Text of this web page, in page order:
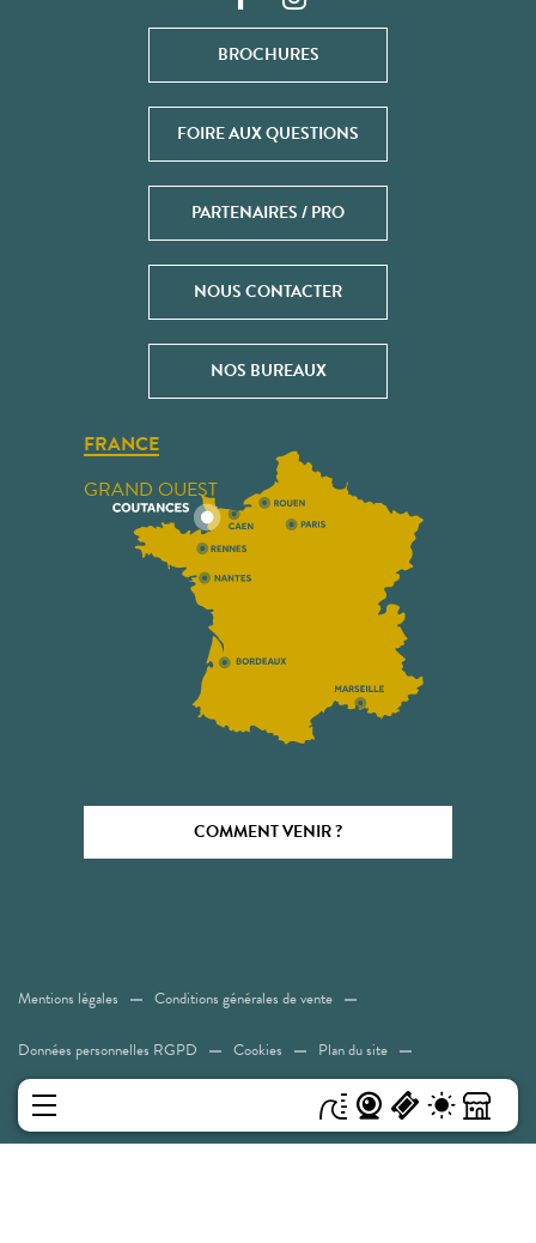
BROCHURES
FOIRE AUX QUESTIONS
PARTENAIRES / PRO
NOUS CONTACTER
NOS BUREAUX
FRANCE
GRAND OUEST
COMMENT VENIR ?
Mentions légales Conditions générales de vente
Données personnelles RGPD Cookies Plan du site
Accessibilité: Non conforme